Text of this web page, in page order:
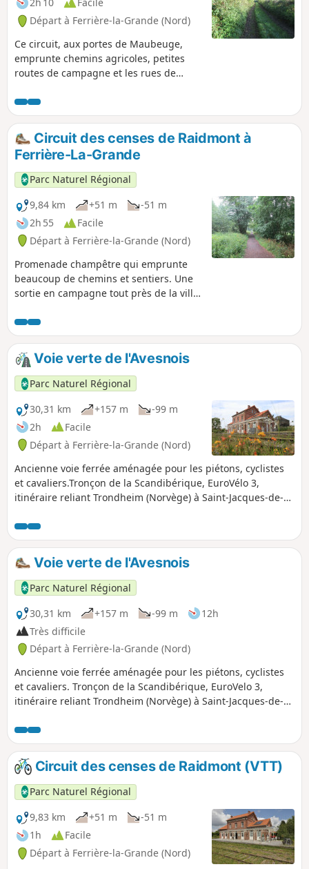
2h 10
Facile
Départ à Ferrière-la-Grande (Nord)
Ce circuit, aux portes de Maubeuge,
emprunte chemins agricoles, petites
routes de campagne et les rues de
un cadre paysager verdoyant et
vallonné. En période de pluie, le port de
chaussures étanches est nécessaire.
Prudence en traversant les RD 295 et 95.
Circuit des censes de Raidmont à
Ferrière-La-Grande
Parc Naturel Régional
9,84 km
+51 m
-51 m
2h 55
Facile
Départ à Ferrière-la-Grande (Nord)
Promenade champêtre qui emprunte
beaucoup de chemins et sentiers. Une
sortie en campagne tout près de la ville,
Voie verte de l'Avesnois
Parc Naturel Régional
30,31 km
+157 m
-99 m
2h
Facile
Départ à Ferrière-la-Grande (Nord)
Ancienne voie ferrée aménagée pour les piétons, cyclistes
et cavaliers.Tronçon de la Scandibérique, EuroVélo 3,
itinéraire reliant Trondheim (Norvège) à Saint-Jacques-de-
Voie verte de l'Avesnois
Parc Naturel Régional
30,31 km
+157 m -99 m
12h
Très difficile
Départ à Ferrière-la-Grande (Nord)
Ancienne voie ferrée aménagée pour les piétons, cyclistes
et cavaliers. Tronçon de la Scandibérique, EuroVelo 3,
itinéraire reliant Trondheim (Norvège) à Saint-Jacques-de-
Circuit des censes de Raidmont (VTT)
Parc Naturel Régional
9,83 km
+51 m
-51 m
1h
Facile
Départ à Ferrière-la-Grande (Nord)